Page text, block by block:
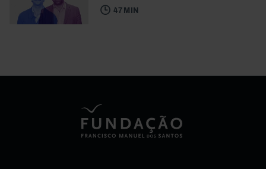
47 MIN